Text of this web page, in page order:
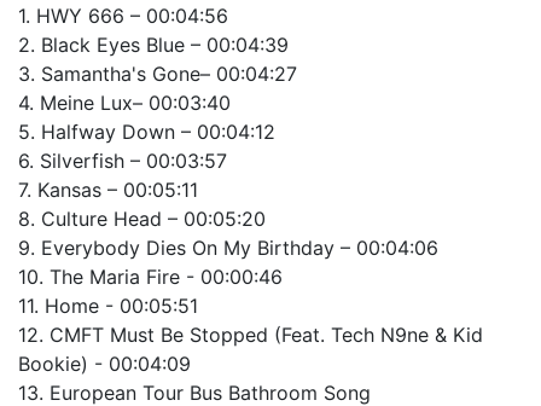
1. HWY 666 – 00:04:56
2. Black Eyes Blue – 00:04:39
3. Samantha's Gone– 00:04:27
4. Meine Lux– 00:03:40
5. Halfway Down – 00:04:12
6. Silverfish – 00:03:57
7. Kansas – 00:05:11
8. Culture Head – 00:05:20
9. Everybody Dies On My Birthday – 00:04:06
10. The Maria Fire - 00:00:46
11. Home - 00:05:51
12. CMFT Must Be Stopped (Feat. Tech N9ne & Kid
Bookie) - 00:04:09
13. European Tour Bus Bathroom Song